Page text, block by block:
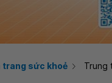
trang sức khoẻ Trung